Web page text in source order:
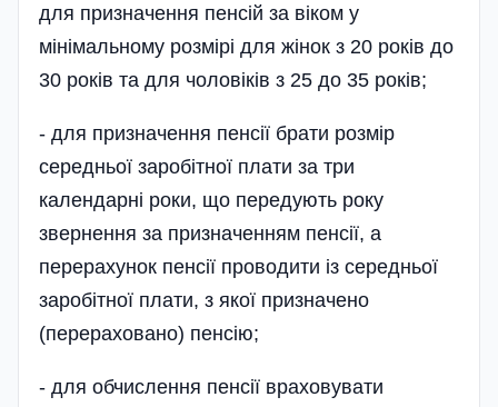
для призначення пенсій за віком у
мінімальному розмірі для жінок з 20 років до
30 років та для чоловіків з 25 до 35 років;
- для призначення пенсії брати розмір
середньої заробітної плати за три
календарні роки, що передують року
звернення за призначенням пенсії, а
перерахунок пенсії проводити із середньої
заробітної плати, з якої призначено
(перераховано) пенсію;
- для обчислення пенсії враховувати